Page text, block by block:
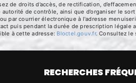
de droits d’accès, de rectification,
de contrôle, ainsi que d’organiser le
par courrier électronique à l'adresse
puis pendant la durée de prescription
à cette adresse:
Bloctel.gouv.fr. Consultez le
RECHERCHES